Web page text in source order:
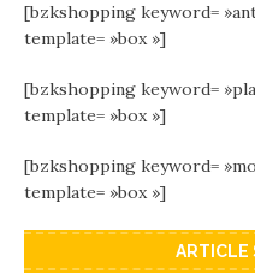
[bzkshopping keyword=
template= »box »]
[bzkshopping keyword=
template= »box »]
[bzkshopping keyword=
template= »box »]
ARTICLE